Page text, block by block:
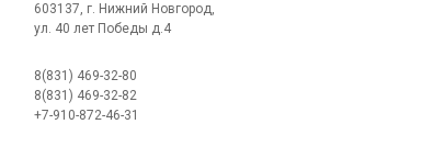
603137, г. Нижний Новгород,
ул. 40 лет Победы д.4
8(831) 469-32-80
8(831) 469-32-82
+7-910-872-46-31